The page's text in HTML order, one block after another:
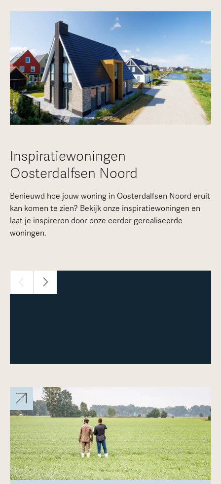
Inspiratiewoningen
Oosterdalfsen Noord
Benieuwd hoe jouw woning in Oosterdalfsen Noord eruit
kan komen te zien? Bekijk onze inspiratiewoningen en
laat je inspireren door onze eerder gerealiseerde
woningen.
Meer over deze woning
1 / 14